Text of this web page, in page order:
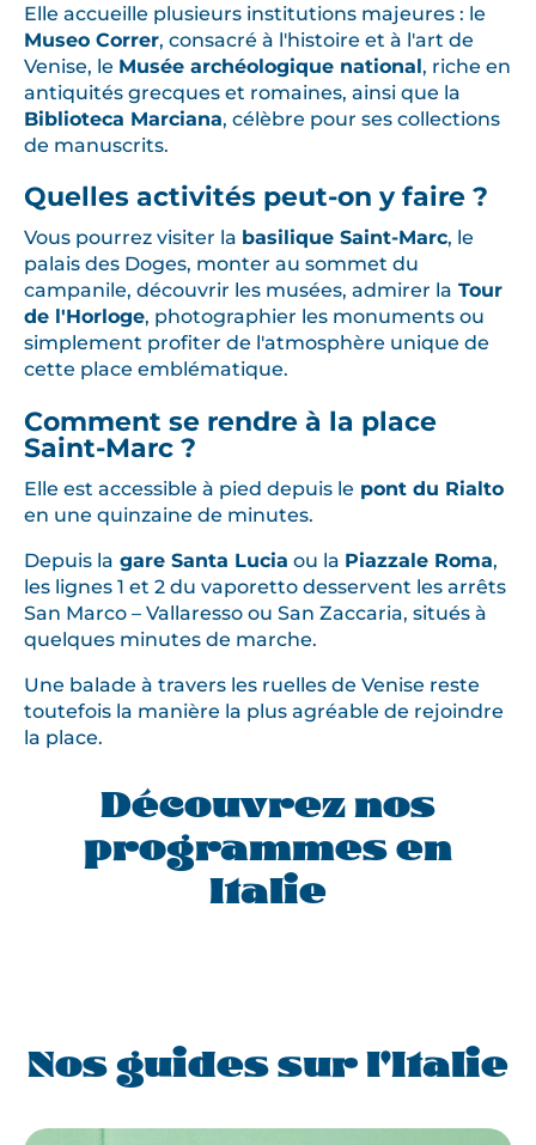
Elle accueille plusieurs institutions majeures : le
Museo Correr, consacré à l'histoire et à l'art de
Venise, le Musée archéologique national, riche en
antiquités grecques et romaines, ainsi que la
Biblioteca Marciana, célèbre pour ses collections
de manuscrits.
Quelles activités peut-on y faire ?
Vous pourrez visiter la basilique Saint-Marc, le
palais des Doges, monter au sommet du
campanile, découvrir les musées, admirer la Tour
de l'Horloge, photographier les monuments ou
simplement profiter de l'atmosphère unique de
cette place emblématique.
Comment se rendre à la place
Saint-Marc ?
Elle est accessible à pied depuis le pont du Rialto
en une quinzaine de minutes.
Depuis la gare Santa Lucia ou la Piazzale Roma,
les lignes 1 et 2 du vaporetto desservent les arrêts
San Marco – Vallaresso ou San Zaccaria, situés à
quelques minutes de marche.
Une balade à travers les ruelles de Venise reste
toutefois la manière la plus agréable de rejoindre
la place.
Découvrez nos
programmes en
Italie
Nos guides sur l'Italie